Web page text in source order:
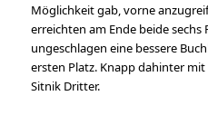
Möglichkeit gab, vorne
erreichten am Ende beide
ungeschlagen eine bessere
ersten Platz. Knapp dahinter
Sitnik Dritter.